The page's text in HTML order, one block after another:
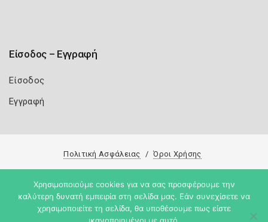
Είσοδος – Εγγραφή
Είσοδος
Εγγραφή
Πολιτική Ασφάλειας Όροι Χρήσης
Copyright 2026 Knowledge A.E.
Χρησιμοποιούμε cookies για να σας προσφέρουμε την
καλύτερη δυνατή εμπειρία στη σελίδα μας. Εάν συνεχίσετε να
χρησιμοποιείτε τη σελίδα, θα υποθέσουμε πως είστε